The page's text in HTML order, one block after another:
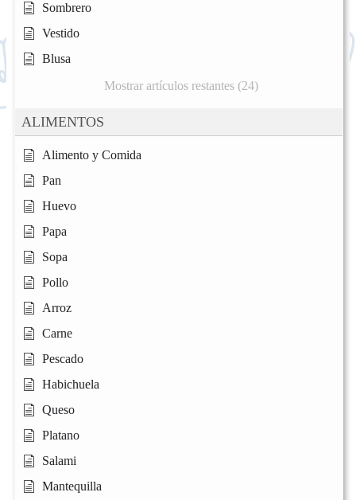
Sombrero
Vestido
Blusa
Mostrar artículos restantes (24)
ALIMENTOS
Alimento y Comida
Pan
Huevo
Papa
Sopa
Pollo
Arroz
Carne
Pescado
Habichuela
Queso
Platano
Salami
Mantequilla